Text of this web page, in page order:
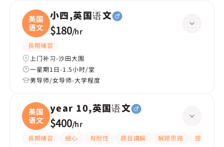
英国
语文
小四,英国语文
$180/hr
長期補習
上门补习-沙田大围
一星期1日-1.5小时/堂
男导师/女导师-大学程度
英国
语文
year 10,英国语文
$400/hr
長期補習 細心 有耐性 題目講解 解題思路
提供練習